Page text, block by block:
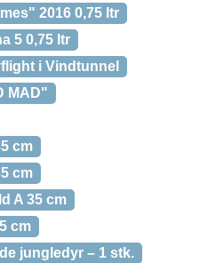
2016 0,75 ltr
5 0,75 ltr
i Vindtunnel
MAD"
cm
cm
A 35 cm
cm
jungledyr – 1 stk.